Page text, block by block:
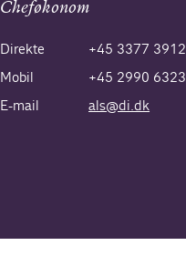
Cheføkonom
Direkte
+45 3377 3912
Mobil
+45 2990 6323
E-mail
als@di.dk